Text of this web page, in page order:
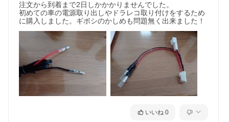
注文から到着まで2日しかかかりませんでした。
初めての車の電源取り出しやドラレコ取り付けをするため
に購入しました。ギボシのかしめも問題無く出来ました！
いいね 0